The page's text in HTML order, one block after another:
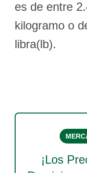
es de entre
kilogramo o
libra(lb).
¡Los